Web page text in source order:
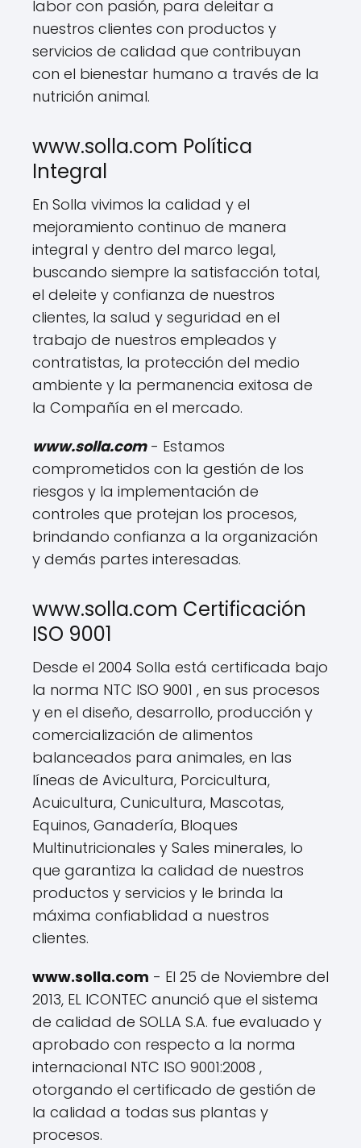
labor con pasión, para deleitar a
nuestros clientes con productos y
servicios de calidad que contribuyan
con el bienestar humano a través de la
nutrición animal.
www.solla.com Política
Integral
En Solla vivimos la calidad y el
mejoramiento continuo de manera
integral y dentro del marco legal,
buscando siempre la satisfacción total,
el deleite y confianza de nuestros
clientes, la salud y seguridad en el
trabajo de nuestros empleados y
contratistas, la protección del medio
ambiente y la permanencia exitosa de
la Compañía en el mercado.
www.solla.com- Estamos
comprometidos con la gestión de los
riesgos y la implementación de
controles que protejan los procesos,
brindando confianza a la organización
y demás partes interesadas.
www.solla.com Certificación
ISO 9001
Desde el 2004 Solla está certificada bajo
la norma NTC ISO 9001 , en sus procesos
y en el diseño, desarrollo, producción y
comercialización de alimentos
balanceados para animales, en las
líneas de Avicultura, Porcicultura,
Acuicultura, Cunicultura, Mascotas,
Equinos, Ganadería, Bloques
Multinutricionales y Sales minerales, lo
que garantiza la calidad de nuestros
productos y servicios y le brinda la
máxima confiablidad a nuestros
clientes.
www.solla.com - El 25 de Noviembre del
2013, EL ICONTEC anunció que el sistema
de calidad de SOLLA S.A. fue evaluado y
aprobado con respecto a la norma
internacional NTC ISO 9001:2008 ,
otorgando el certificado de gestión de
la calidad a todas sus plantas y
procesos.